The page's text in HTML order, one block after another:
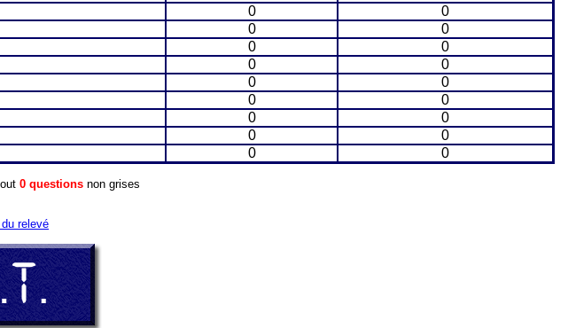
0
0
0
0
0
0
0
0
0
0
0
0
0
0
0
0
0 0
0 questions non grises
relevé